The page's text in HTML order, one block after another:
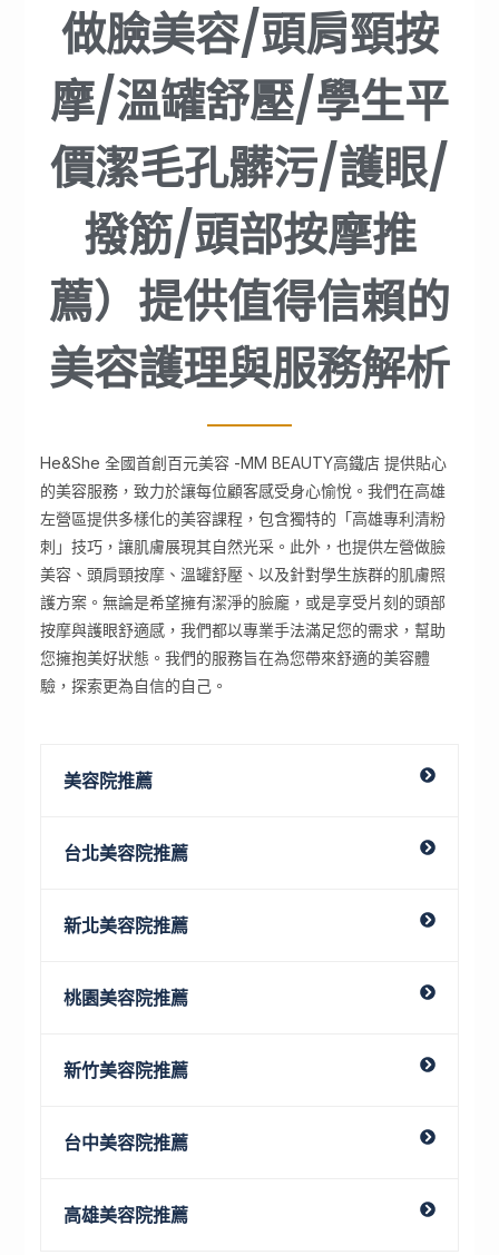
做臉美容/頭肩頸按
摩/溫罐舒壓/學生平
價潔毛孔髒污/護眼/
撥筋/頭部按摩推
薦）提供值得信賴的
美容護理與服務解析
He&She 全國首創百元美容 -MM BEAUTY高鐵店 提供貼心
的美容服務，致力於讓每位顧客感受身心愉悅。我們在高雄
左營區提供多樣化的美容課程，包含獨特的「高雄專利清粉
刺」技巧，讓肌膚展現其自然光采。此外，也提供左營做臉
美容、頭肩頸按摩、溫罐舒壓、以及針對學生族群的肌膚照
護方案。無論是希望擁有潔淨的臉龐，或是享受片刻的頭部
按摩與護眼舒適感，我們都以專業手法滿足您的需求，幫助
您擁抱美好狀態。我們的服務旨在為您帶來舒適的美容體
驗，探索更為自信的自己。
美容院推薦
台北美容院推薦
新北美容院推薦
桃園美容院推薦
新竹美容院推薦
台中美容院推薦
高雄美容院推薦